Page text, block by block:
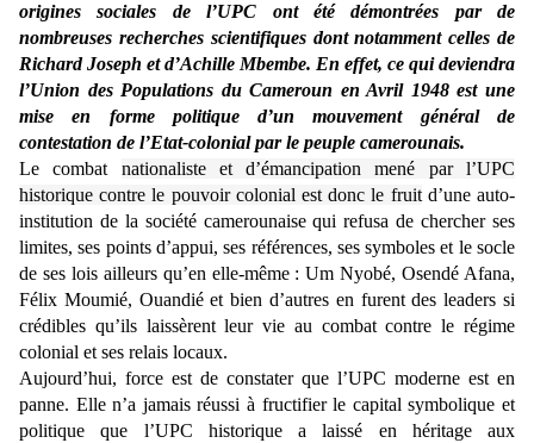
origines sociales de l’UPC ont été démontrées par de
nombreuses recherches scientifiques dont notamment celles de
Richard Joseph et d’Achille Mbembe. En effet, ce qui deviendra
l’Union des Populations du Cameroun en Avril 1948 est une
mise en forme politique d’un mouvement général de
contestation de l’Etat-colonial par le peuple camerounais.
Le combat nationaliste et d’émancipation mené par l’UPC
historique contre le pouvoir colonial est donc le fruitd’une auto-
institution de la société camerounaise qui refusa de chercher ses
limites, ses points d’appui, ses références, ses symboles et le socle
de ses lois ailleurs qu’en elle-même : Um Nyobé, Osendé Afana,
Félix Moumié, Ouandié et bien d’autres en furent des leaders si
crédibles qu’ils laissèrent leur vie au combat contre le régime
colonial et ses relais locaux.
Aujourd’hui, force est de constater que l’UPC moderne est en
panne. Elle n’a jamais réussi à fructifier le capital symbolique et
politique que l’UPC historique a laissé en héritage aux